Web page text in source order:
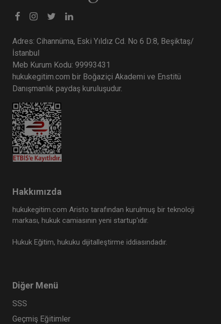
Adres: Cihannüma, Eski Yıldız Cd. No 6 D:8, Beşiktaş/
İstanbul
Meb Kurum Kodu: 99993431
hukukegitim.com bir Boğaziçi Akademi ve Enstitü
Danışmanlık paydaş kuruluşudur.
Hakkımızda
hukukegitim.com Aristo tarafından kurulmuş bir teknoloji
markası, hukuk camiasının yeni startup’ıdır.
Hukuk Eğitim, hukuku dijitalleştirme iddiasındadır.
Diğer Menü
SSS
Geçmiş Eğitimler